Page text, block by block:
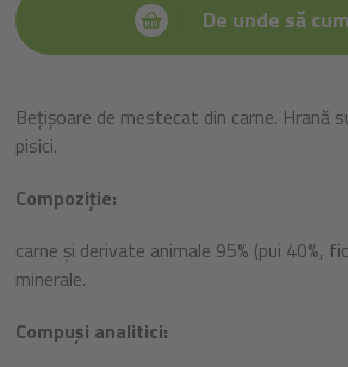
De unde să
Bețișoare de mestecat din carne. Hrană
pisici.
Compoziție:
carne și derivate animale 95% (pui 40%,
minerale.
Compuși analitici: